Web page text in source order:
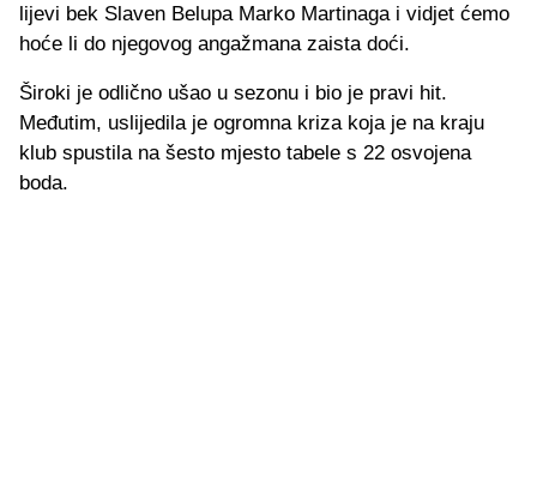
lijevi bek Slaven Belupa Marko Martinaga i vidjet ćemo
hoće li do njegovog angažmana zaista doći.
Široki je odlično ušao u sezonu i bio je pravi hit.
Međutim, uslijedila je ogromna kriza koja je na kraju
klub spustila na šesto mjesto tabele s 22 osvojena
boda.